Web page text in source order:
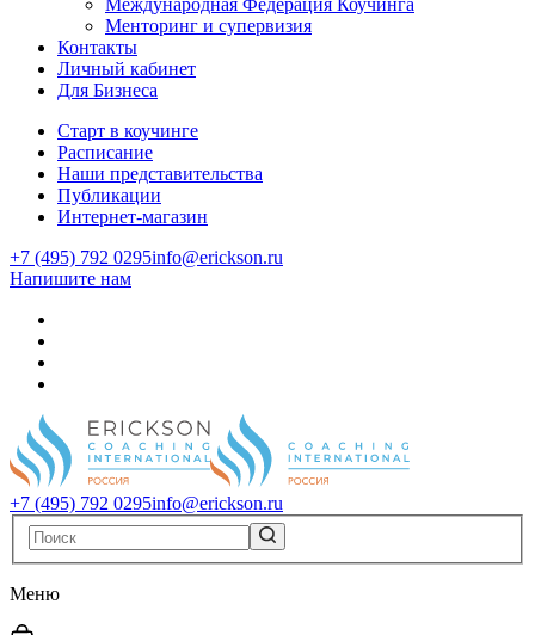
Менторинг и супервизия
Контакты
Личный кабинет
Для Бизнеса
Старт в коучинге
Расписание
Наши представительства
Публикации
Интернет-магазин
+7 (495) 792 0295info@erickson.ru
Напишите нам
+7 (495) 792 0295info@erickson.ru
Меню